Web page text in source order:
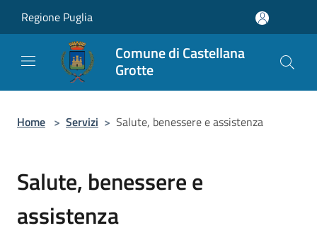
Regione Puglia
Comune di Castellana
Grotte
Home > Servizi > Salute, benessere e assistenza
Salute, benessere e
assistenza